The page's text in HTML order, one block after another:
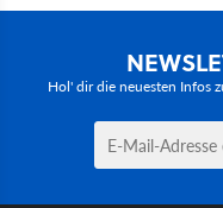
Hol' dir die neuesten Infos